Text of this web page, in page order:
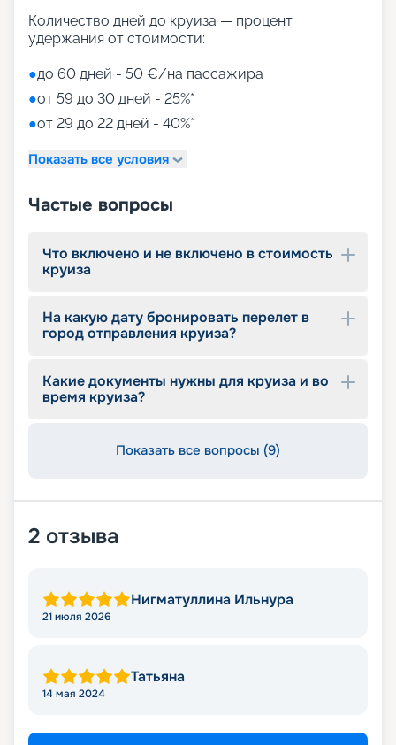
Количество дней до круиза — процент
удержания от стоимости:
●до 60 дней - 50 €/на пассажира
●от 59 до 30 дней - 25%*
●от 29 до 22 дней - 40%*
Показать все условия
Частые вопросы
Что включено и не включено в стоимость
круиза
На какую дату бронировать перелет в
город отправления круиза?
Какие документы нужны для круиза и во
время круиза?
Показать все вопросы (9)
2 отзыва
Нигматуллина Ильнура
21 июля 2026
Татьяна
14 мая 2024